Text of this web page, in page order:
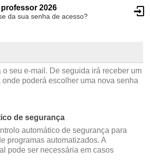
2026
da sua senha de acesso?
o seu e-mail. De seguida irá receber um
poderá escolher uma nova senha
de segurança
automático de segurança para
programas automatizados. A
pode ser necessária em casos